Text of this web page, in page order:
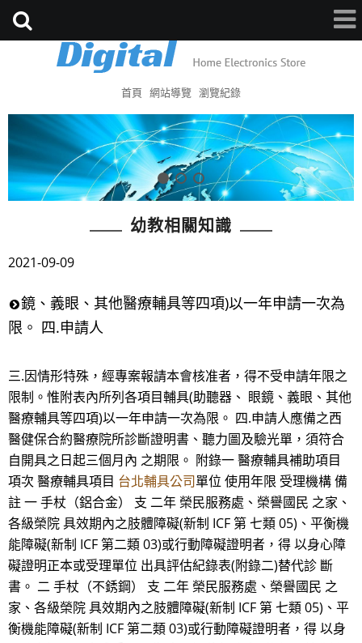
首頁 網站導覽 瀏覽紀錄
幼教相關知識
2021-09-09
鏡、義眼、其他醫療輔具等四項)以一年申請一次為
限。 四.申請人
三.因情形特殊，經專案報請本會核准者，得不受申請年限之
限制。惟附表內所列各項目輔具(助聽器、 眼鏡、義眼、其他
醫療輔具等四項)以一年申請一次為限。 四.申請人應備之西
醫健保合約醫療院所診斷證明書、聽力圖及驗光單，須符合
自開具之日起三個月內 之期限。 附錄一 醫療輔具補助項目
項次 醫療輔具項目 台北輔具公司單位 使用年限 受理機構 備
註 一 手杖（鋁合金） 支 二年 榮民服務處、榮譽國民 之家、
各級榮院 具效期內之肢體障礙(新制 ICF 第 七類 05)、平衡機
能障礙(新制 ICF 第二類 03)或行動障礙證明者，得 以身心障
礙證明正本或受理單位 出具評估紀錄表(附錄二)替代診 斷
書。 二 手杖（不銹鋼） 支 二年 榮民服務處、榮譽國民 之
家、各級榮院 具效期內之肢體障礙(新制 ICF 第 七類 05)、平
衡機能障礙(新制 ICF 第二類 03)或行動障礙證明者，得 以身